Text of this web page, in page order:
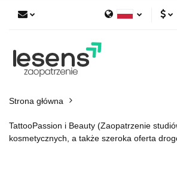
Strona główna
TattooPassion i Beauty (Zaopatrzenie
kosmetycznych, a także szeroka oferta